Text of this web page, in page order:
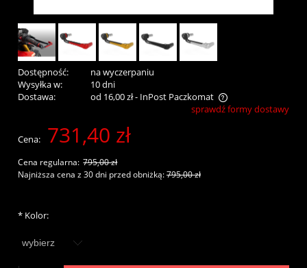
Dostępność:
na wyczerpaniu
Wysyłka w:
10 dni
Dostawa:
od 16,00 zł- InPost Paczkomat
Cena nie zawiera ewentualnych kosztów płatnościsprawdź formy dostawy
Cena: 731,40 zł
Cena regularna: 795,00 zł
Najniższa cena z 30 dni przed obniżką:795,00 zł
* Kolor: